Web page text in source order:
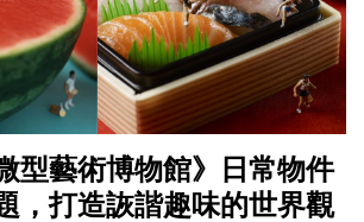
型藝術博物館》日常物件
，打造詼諧趣味的世界觀